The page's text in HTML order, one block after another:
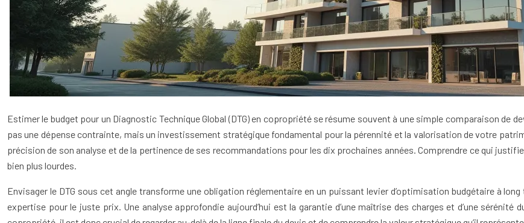
Estimer le budget pour un Diagnostic Technique Global (DTG) en copropriété se résume souvent à une simple comparaison de
pas une dépense contrainte, mais un investissement stratégique fondamental pour la pérennité et la valorisation de votre
précision de son analyse et de la pertinence de ses recommandations pour les dix prochaines années. Comprendre ce qui
bien plus lourdes.
Envisager le DTG sous cet angle transforme une obligation réglementaire en un puissant levier d’optimisation budgétaire à
expertise pour le juste prix. Une analyse approfondie aujourd’hui est la garantie d’une maîtrise des charges et d’une sérénité